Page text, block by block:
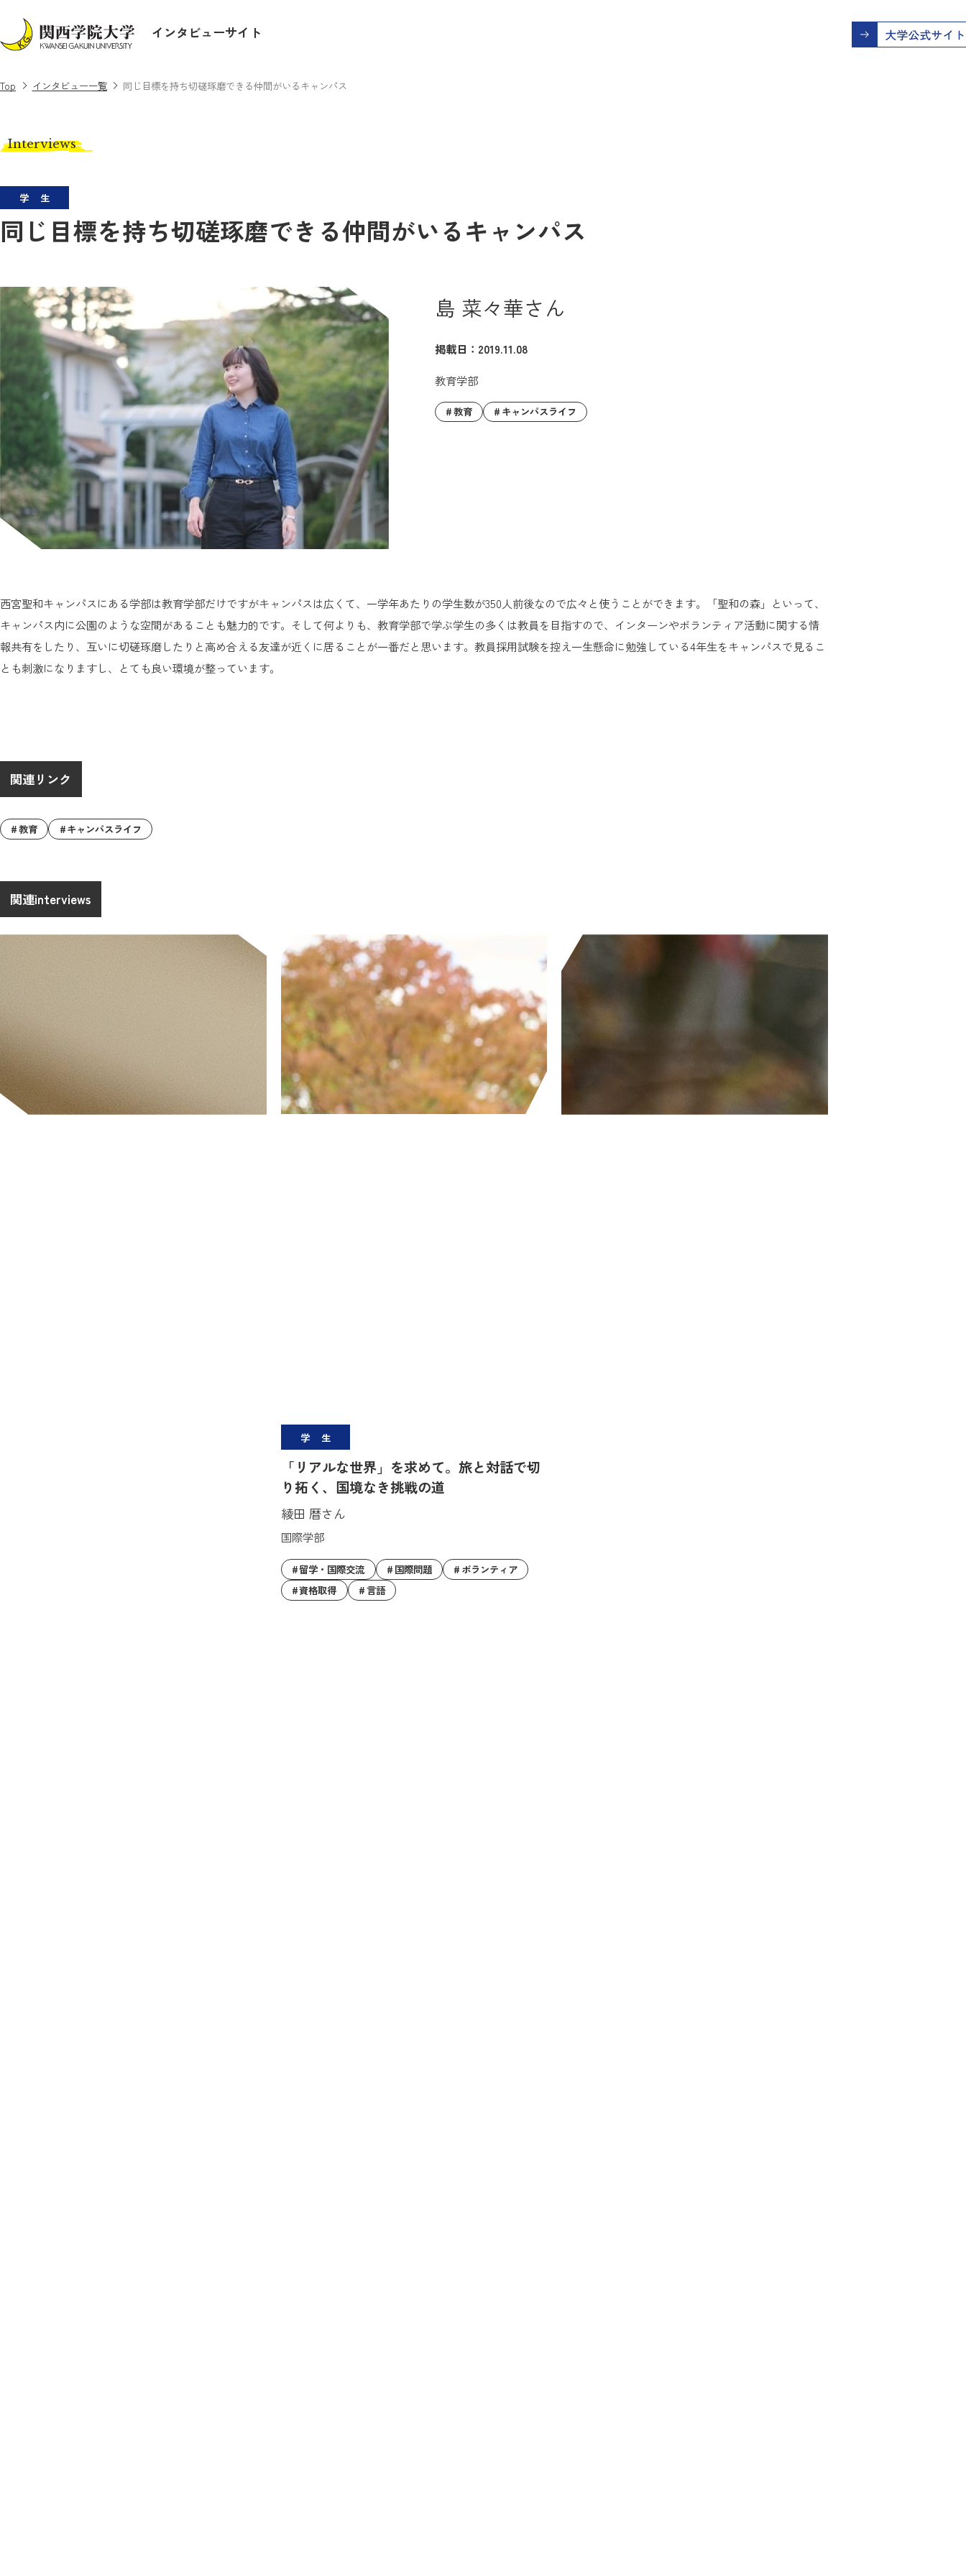
インタビューサイト
Top インタビュー一覧 同じ目標を持ち切磋琢磨できる仲間がいるキャンパス
Interviews
学生
同じ目標を持ち切磋琢磨できる仲間がいるキャンパス
島 菜々華さん
掲載日：2019.11.08
教育学部
教育 キャンパスライフ
西宮聖和キャンパスにある学部は教育学部だけですがキャンパスは広くて、一学年あたりの学生数が350人前後なので広々と使うことができます。「聖和の森」といって、
キャンパス内に公園のような空間があることも魅力的です。そして何よりも、教育学部で学ぶ学生の多くは教員を目指すので、インターンやボランティア活動に関する情
報共有をしたり、互いに切磋琢磨したりと高め合える友達が近くに居ることが一番だと思います。教員採用試験を控え一生懸命に勉強している4年生をキャンパスで見るこ
とも刺激になりますし、とても良い環境が整っています。
関連リンク
教育 キャンパスライフ
関連interviews
学生
「リアルな世界」を求めて。旅と対話で切
り拓く、国境なき挑戦の道
綾田 暦さん
国際学部
留学・国際交流 国際問題
ボランティア
資格取得
言語